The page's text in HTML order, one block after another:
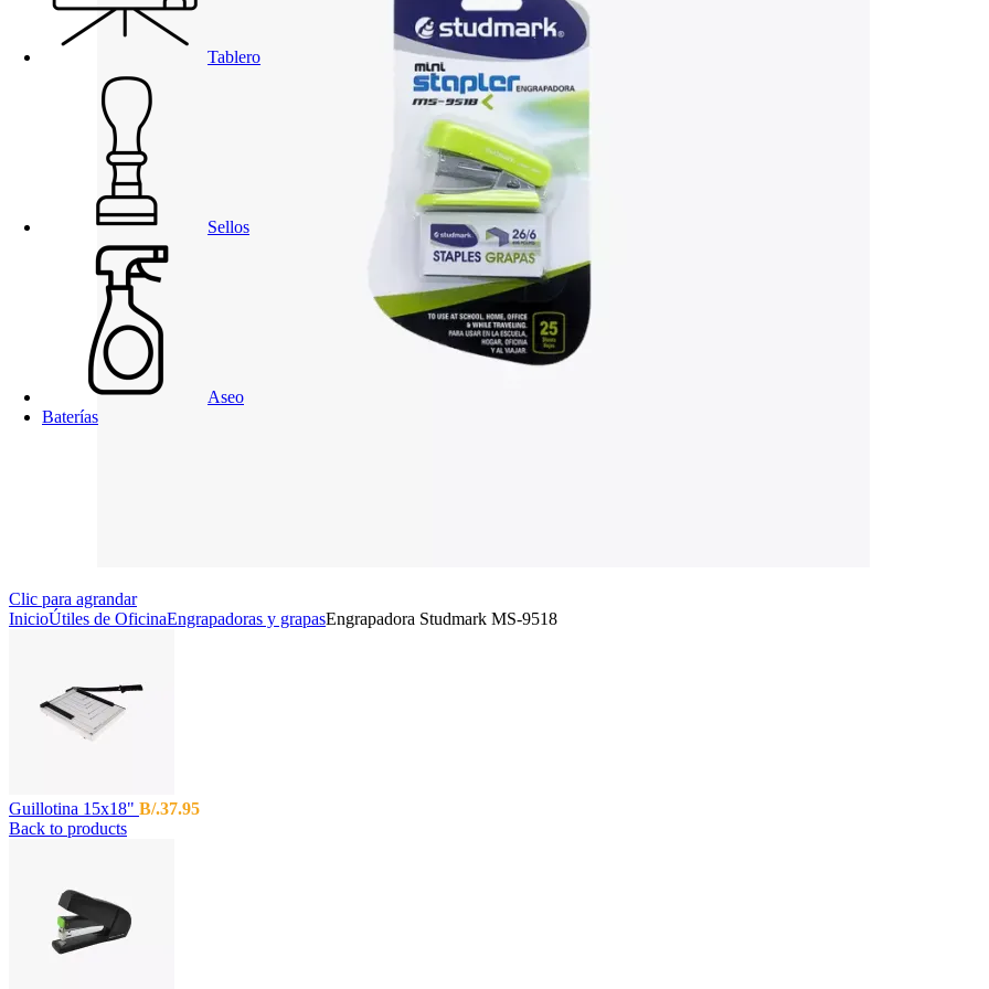
Tablero
Sellos
Aseo
Baterías
Clic para agrandar
InicioÚtiles de OficinaEngrapadoras y grapasEngrapadora Studmark MS-9518
Guillotina 15x18" B/.37.95
Back to products